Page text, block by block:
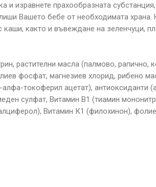
изравнете прахообразната
Вашето бебе от необходимата храна.
както и въвеждане на зеленчуци,
растителни масла (палмово,
фосфат, магнезиев хлорид, рибено
токоферил ацетат), антиоксиданти
сулфат, Витамин В1 (тиамин
Витамин К1 (филохинон),